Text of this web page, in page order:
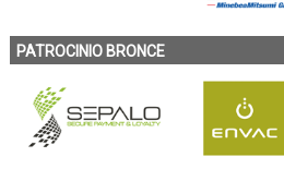
PATROCINIO BRONCE